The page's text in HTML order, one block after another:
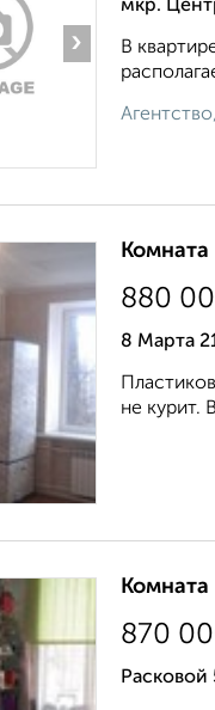
›
мкр.
В
880
8 Марта
не курит.
870
Расковой